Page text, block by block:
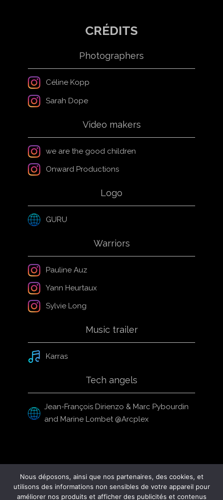
CRÉDITS
Photographers
Céline Kopp
Sarah Dope
Video makers
we are the good children
Onward Productions
Logo
GURU
Warriors
Pauline Auz​
Yann Heurtaux
Sylvie Long
Music trailer
Karras
Tech angels
Jean-François Dirienzo & Marc Pybourdin
and Marine Lombet @Arcplex
Nous déposons, ainsi que nos partenaires, des cookies, et
utilisons des informations non sensibles de votre appareil pour
améliorer nos produits et afficher des publicités et contenus